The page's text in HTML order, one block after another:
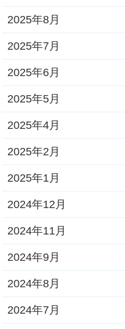
2025年8月
2025年7月
2025年6月
2025年5月
2025年4月
2025年2月
2025年1月
2024年12月
2024年11月
2024年9月
2024年8月
2024年7月